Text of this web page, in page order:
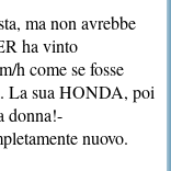
ma non avrebbe
ha vinto
h come se fosse
La sua HONDA, poi
donna!-
nuovo.